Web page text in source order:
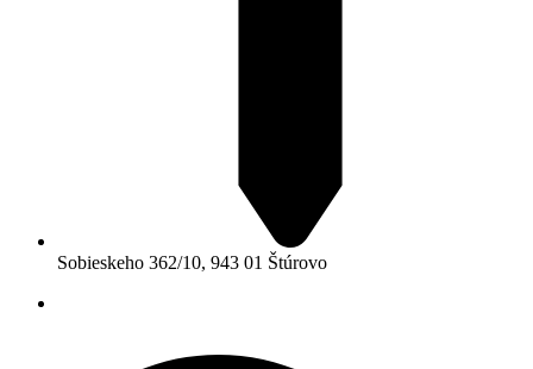
Sobieskeho 362/10, 943 01 Štúrovo